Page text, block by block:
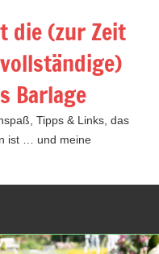
die (zur Zeit
Barlage
Tipps & Links, das
ist … und meine